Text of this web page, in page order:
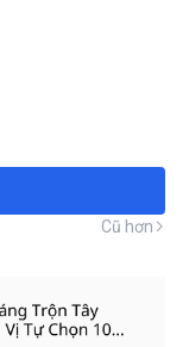
Cũ hơn